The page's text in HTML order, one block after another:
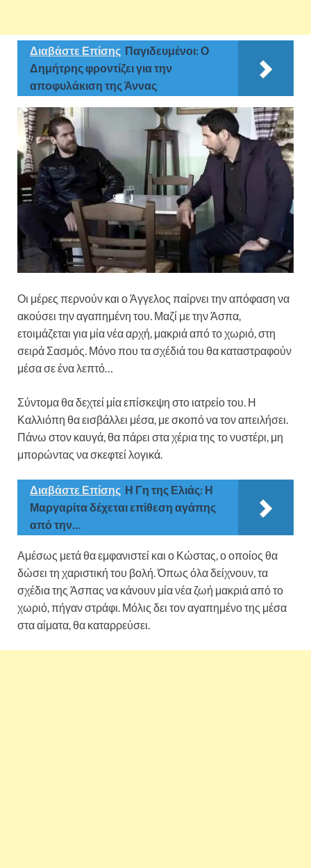
Διαβάστε Επίσης Παγιδευμένοι: Ο
Δημήτρης φροντίζει για την
αποφυλάκιση της Άννας
Οι μέρες περνούν και ο Άγγελος παίρνει την απόφαση να
ακούσει την αγαπημένη του. Μαζί με την Άσπα,
ετοιμάζεται για μία νέα αρχή, μακριά από το χωριό, στη
σειρά Σασμός. Μόνο που τα σχέδιά του θα καταστραφούν
μέσα σε ένα λεπτό…
Σύντομα θα δεχτεί μία επίσκεψη στο ιατρείο του. Η
Καλλιόπη θα εισβάλλει μέσα, με σκοπό να τον απειλήσει.
Πάνω στον καυγά, θα πάρει στα χέρια της το νυστέρι, μη
μπορώντας να σκεφτεί λογικά.
Διαβάστε Επίσης Η Γη της Ελιάς: Η
Μαργαρίτα δέχεται επίθεση αγάπης
από την…
Αμέσως μετά θα εμφανιστεί και ο Κώστας, ο οποίος θα
δώσει τη χαριστική του βολή. Όπως όλα δείχνουν, τα
σχέδια της Άσπας να κάνουν μία νέα ζωή μακριά από το
χωριό, πήγαν στράφι. Μόλις δει τον αγαπημένο της μέσα
στα αίματα, θα καταρρεύσει.